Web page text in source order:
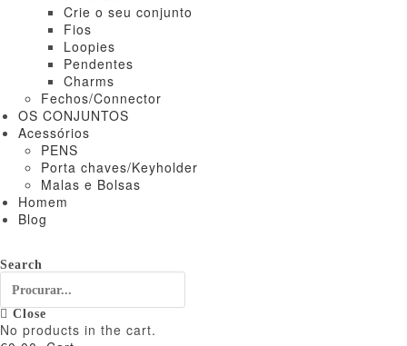
Crie o seu conjunto
Fios
Loopies
Pendentes
Charms
Fechos/Connector
OS CONJUNTOS
Acessórios
PENS
Porta chaves/Keyholder
Malas e Bolsas
Homem
Blog
Search
Close
No products in the cart.